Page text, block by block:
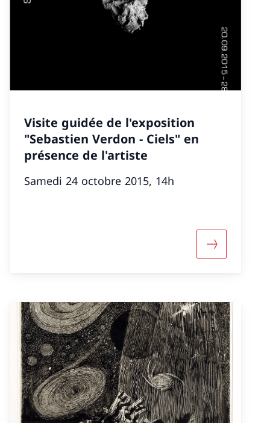
«Extra-muros: "Da Dürrenmatt a Maurensig:
Visite guidée de l'exposition
"Sebastien Verdon - Ciels" en
présence de l'artiste
Samedi 24 octobre 2015, 14h
More